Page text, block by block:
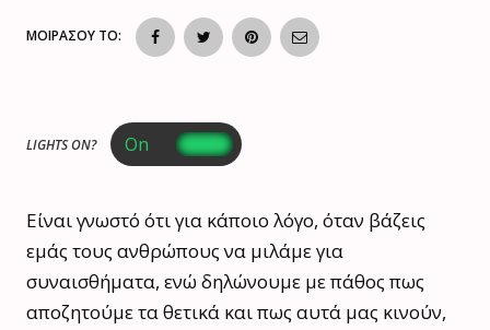
ΜΟΙΡΑΣΟΥ ΤΟ:
LIGHTS ON?
Είναι γνωστό ότι για κάποιο λόγο, όταν βάζεις
εμάς τους ανθρώπους να μιλάμε για
συναισθήματα, ενώ δηλώνουμε με πάθος πως
αποζητούμε τα θετικά και πως αυτά μας κινούν,